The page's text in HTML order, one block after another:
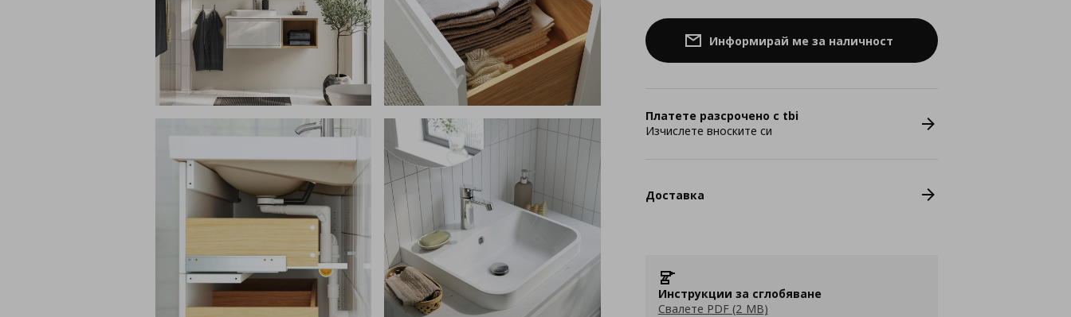
Информирай ме за наличност
Платете разсрочено с tbi
Изчислете вноските си
Доставка
Инструкции за сглобяване
Свалете PDF (2 MB)